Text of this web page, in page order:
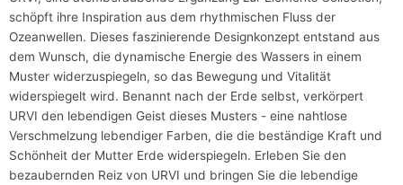
schöpft ihre Inspiration aus dem rhythmischen Fluss der
Ozeanwellen. Dieses faszinierende Designkonzept entstand aus
dem Wunsch, die dynamische Energie des Wassers in einem
Muster widerzuspiegeln, so das Bewegung und Vitalität
widerspiegelt wird. Benannt nach der Erde selbst, verkörpert
URVI den lebendigen Geist dieses Musters - eine nahtlose
Verschmelzung lebendiger Farben, die die beständige Kraft und
Schönheit der Mutter Erde widerspiegeln. Erleben Sie den
bezaubernden Reiz von URVI und bringen Sie die lebendige